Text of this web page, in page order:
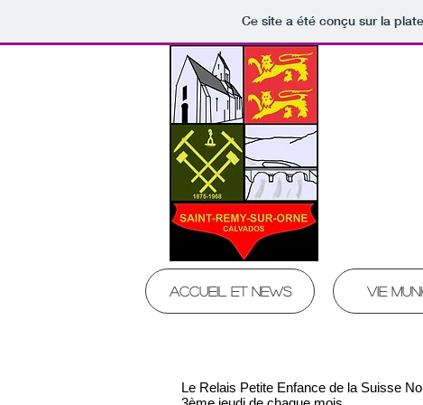
Ce site a été conçu sur la
Accueil et news Vie
Le Relais Petite Enfance de la Suisse